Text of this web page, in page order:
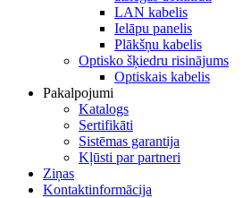
LAN kabelis
Ielāpu panelis
Plākšņu kabelis
Optisko šķiedru risinājums
Optiskais kabelis
Pakalpojumi
Katalogs
Sertifikāti
Sistēmas garantija
Kļūsti par partneri
Ziņas
Kontaktinformācija